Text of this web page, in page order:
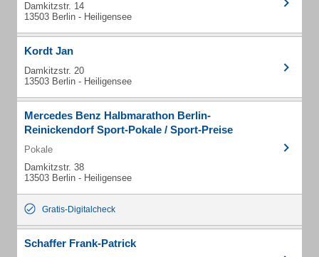
Damkitzstr. 14
13503 Berlin - Heiligensee
Kordt Jan
Damkitzstr. 20
13503 Berlin - Heiligensee
Mercedes Benz Halbmarathon Berlin-
Reinickendorf Sport-Pokale / Sport-Preise
Pokale
Damkitzstr. 38
13503 Berlin - Heiligensee
Gratis-Digitalcheck
Schaffer Frank-Patrick